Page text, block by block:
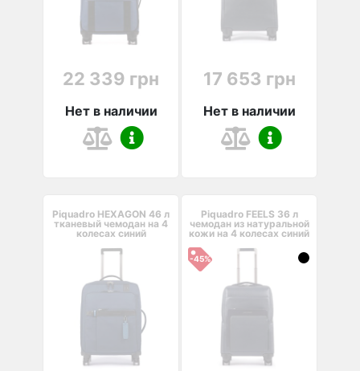
22 339 грн
Нет в наличии
17 653 грн
Нет в наличии
Piquadro HEXAGON 46 л
тканевый чемодан на 4
колесах синий
Piquadro FEELS 36 л
чемодан из натуральной
кожи на 4 колесах синий
-45%